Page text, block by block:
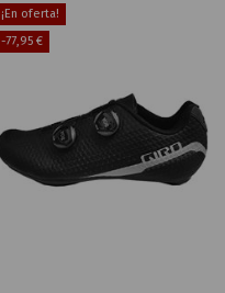
¡En oferta!
-77,95 €